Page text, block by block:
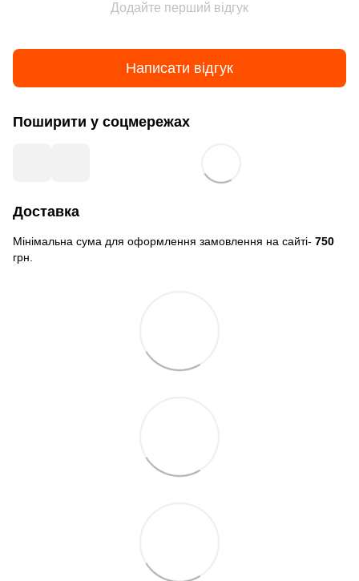
Додайте перший відгук
Написати відгук
Поширити у соцмережах
Доставка
Мінімальна сума для оформлення замовлення на сайті- 750
грн.